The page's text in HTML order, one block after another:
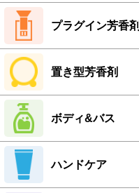
プラグイン芳香剤
置き型芳香剤
ボディ&バス
ハンドケア